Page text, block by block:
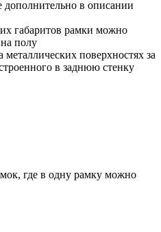
дополнительно в описании
габаритов рамки можно
полу
поверхностях за
в заднюю стенку
где в одну рамку можно